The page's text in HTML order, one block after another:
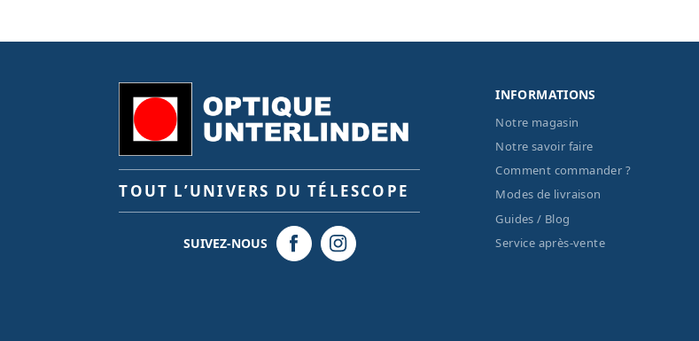
TOUT L’UNIVERS DU TÉLESCOPE
SUIVEZ-NOUS
INFORMATIONS
Notre magasin
Notre savoir faire
Comment commander ?
Modes de livraison
Guides / Blog
Service après-vente